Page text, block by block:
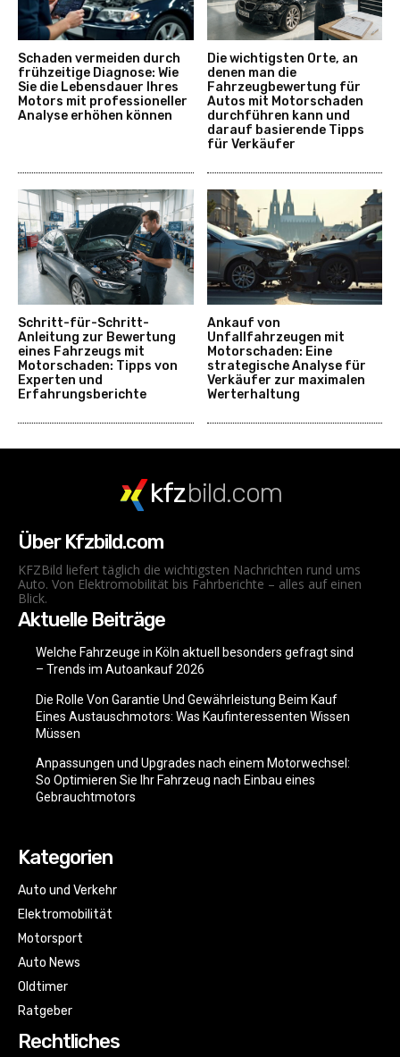
Schaden vermeiden durch
frühzeitige Diagnose: Wie
Sie die Lebensdauer Ihres
Motors mit professioneller
Analyse erhöhen können
Die wichtigsten Orte, an
denen man die
Fahrzeugbewertung für
Autos mit Motorschaden
durchführen kann und
darauf basierende Tipps
für Verkäufer
Schritt-für-Schritt-
Anleitung zur Bewertung
eines Fahrzeugs mit
Motorschaden: Tipps von
Experten und
Erfahrungsberichte
Ankauf von
Unfallfahrzeugen mit
Motorschaden: Eine
strategische Analyse für
Verkäufer zur maximalen
Werterhaltung
kfzbild.com
Über Kfzbild.com
KFZBild liefert täglich die wichtigsten Nachrichten rund ums
Auto. Von Elektromobilität bis Fahrberichte – alles auf einen
Blick.
Aktuelle Beiträge
Welche Fahrzeuge in Köln aktuell besonders gefragt sind
– Trends im Autoankauf 2026
Die Rolle Von Garantie Und Gewährleistung Beim Kauf
Eines Austauschmotors: Was Kaufinteressenten Wissen
Müssen
Anpassungen und Upgrades nach einem Motorwechsel:
So Optimieren Sie Ihr Fahrzeug nach Einbau eines
Gebrauchtmotors
Kategorien
Auto und Verkehr
Elektromobilität
Motorsport
Auto News
Oldtimer
Ratgeber
Rechtliches